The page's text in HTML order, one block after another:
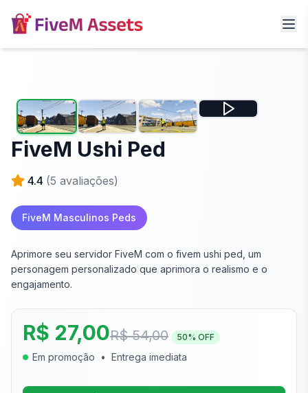
FiveM Ushi Ped
4.4 (5 avaliações)
FiveM Masculinos Peds
Aprimore seu servidor FiveM com o fivem ushi ped, um
personagem personalizado que aprimora o realismo e o
engajamento.
R$ 27,00R$ 54,00 50% OFF
Em promoção • Entrega imediata